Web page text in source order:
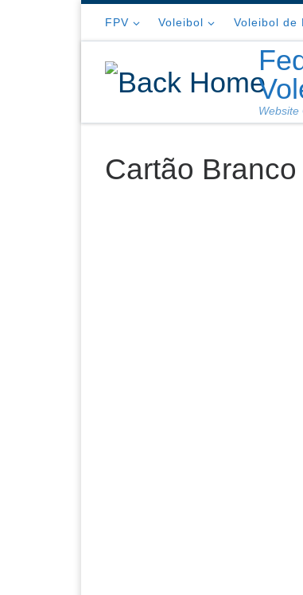
FPV Voleibol Voleibol de
Website
Cartão